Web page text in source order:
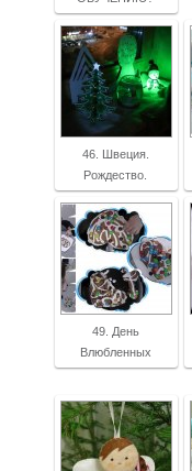
46. Швеция.
Рождество.
49. День
Влюбленных